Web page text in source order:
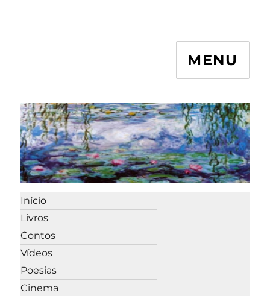
MENU
Início
Livros
Contos
Vídeos
Poesias
Cinema